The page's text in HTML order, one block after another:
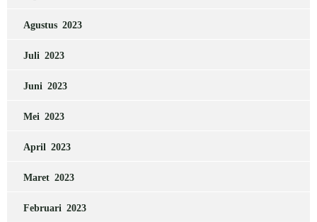
Agustus 2023
Juli 2023
Juni 2023
Mei 2023
April 2023
Maret 2023
Februari 2023